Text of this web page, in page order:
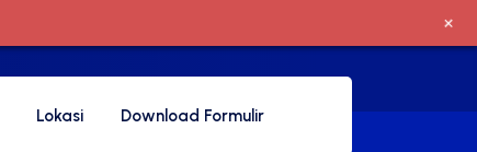
Lokasi Download Formulir
+